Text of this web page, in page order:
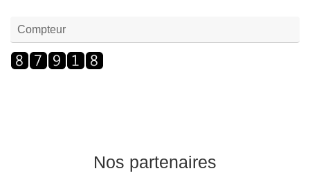
Compteur
Nos partenaires